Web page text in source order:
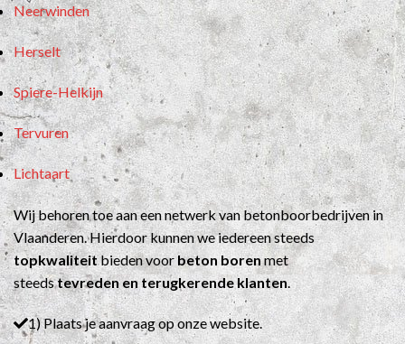
Neerwinden
Herselt
Spiere-Helkijn
Tervuren
Lichtaart
Wij behoren toe aan een netwerk van betonboorbedrijven in
Vlaanderen. Hierdoor kunnen we iedereen steeds
topkwaliteitbieden voorbeton borenmet
steedstevreden en terugkerende klanten
1) Plaats je aanvraag op onze website.